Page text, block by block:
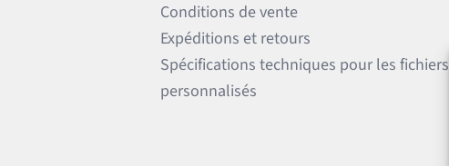
Conditions de vente
Expéditions et retours
Spécifications techniques pour les fichiers
personnalisés